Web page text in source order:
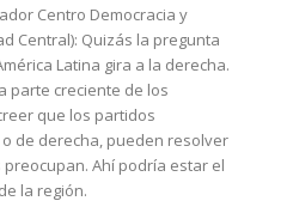
Centro Democracia y
Central): Quizás la pregunta
Latina gira a la derecha.
parte creciente de los
que los partidos
de derecha, pueden resolver
Ahí podría estar el
la región.